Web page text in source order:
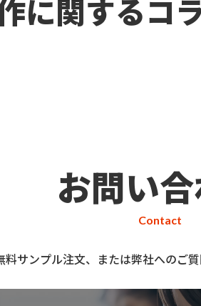
に関するコ
お問い
Contact
サンプル注文、または弊社へのご